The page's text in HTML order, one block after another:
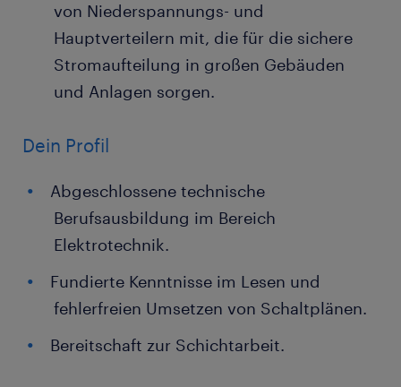
von Niederspannungs- und
Hauptverteilern mit, die für die sichere
Stromaufteilung in großen Gebäuden
und Anlagen sorgen.
Dein Profil
Abgeschlossene technische
Berufsausbildung im Bereich
Elektrotechnik.
Fundierte Kenntnisse im Lesen und
fehlerfreien Umsetzen von Schaltplänen.
Bereitschaft zur Schichtarbeit.